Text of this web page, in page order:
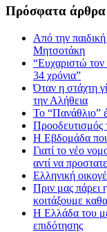
Πρόσφατα άρθρα
Από την
Μητσοτάκη
“Ευχαριστώ
34 χρόνια”
Όταν η στάχτη
την Αλήθεια
Το “Πανάθλιο”
Προοδευτισμός
Η Εβδομάδα
Γιατί το νέο
αντί να
Ελληνική
Πριν μας πάρει
κοιτάξουμε
Η Ελλάδα του
επιδότησης